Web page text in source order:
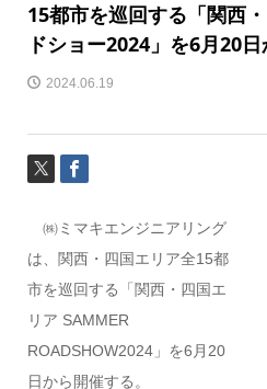
15都市を巡回する「関西
ドショー2024」を6月20
2024.06.19
㈱ミマキエンジニアリング
は、関西・四国エリア全15都
市を巡回する「関西・四国エ
リア SAMMER
ROADSHOW2024」を6月20
日から開催する。